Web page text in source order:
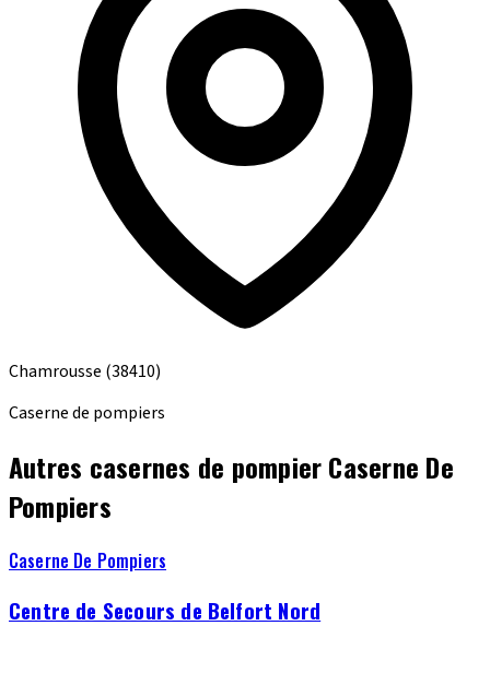
Chamrousse (38410)
Caserne de pompiers
Autres casernes de pompier Caserne De
Pompiers
Caserne De Pompiers
Centre de Secours de Belfort Nord